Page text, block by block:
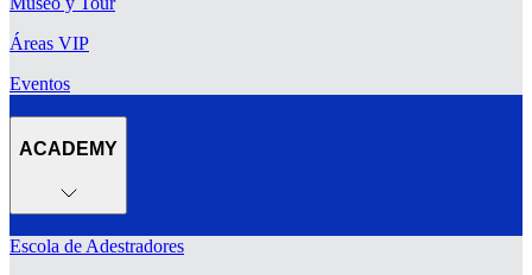
Áreas VIP
Eventos
ACADEMY
Escola de Adestradores